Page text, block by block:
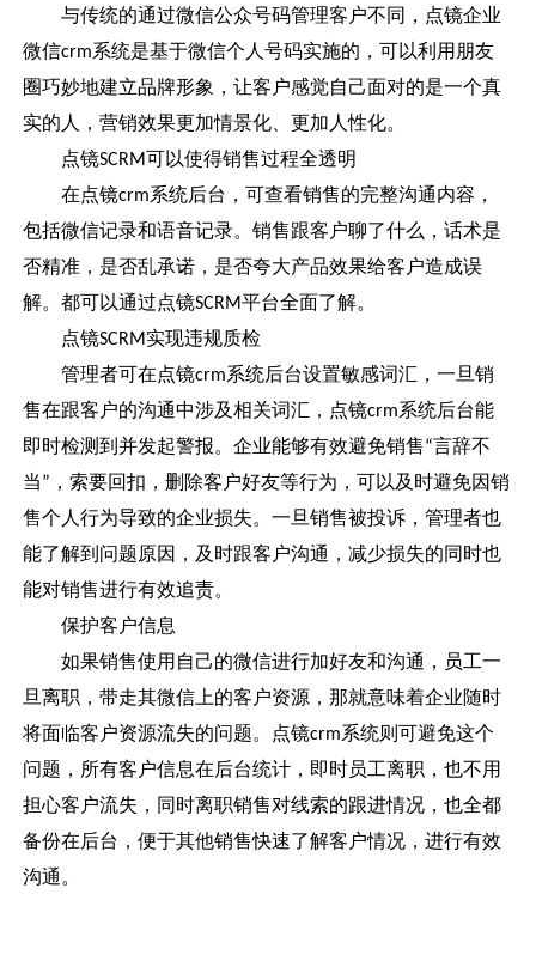
与传统的通过微信公众号码管理客户不同，点镜企业
微信crm系统是基于微信个人号码实施的，可以利用朋友
圈巧妙地建立品牌形象，让客户感觉自己面对的是一个真
实的人，营销效果更加情景化、更加人性化。
点镜SCRM可以使得销售过程全透明
在点镜crm系统后台，可查看销售的完整沟通内容，
包括微信记录和语音记录。销售跟客户聊了什么，话术是
否精准，是否乱承诺，是否夸大产品效果给客户造成误
解。都可以通过点镜SCRM平台全面了解。
点镜SCRM实现违规质检
管理者可在点镜crm系统后台设置敏感词汇，一旦销
售在跟客户的沟通中涉及相关词汇，点镜crm系统后台能
即时检测到并发起警报。企业能够有效避免销售“言辞不
当” ，索要回扣，删除客户好友等行为，可以及时避免因销
售个人行为导致的企业损失。一旦销售被投诉，管理者也
能了解到问题原因，及时跟客户沟通，减少损失的同时也
能对销售进行有效追责。
保护客户信息
如果销售使用自己的微信进行加好友和沟通，员工一
旦离职，带走其微信上的客户资源，那就意味着企业随时
将面临客户资源流失的问题。点镜crm系统则可避免这个
问题，所有客户信息在后台统计，即时员工离职，也不用
担心客户流失，同时离职销售对线索的跟进情况，也全都
备份在后台，便于其他销售快速了解客户情况，进行有效
沟通。